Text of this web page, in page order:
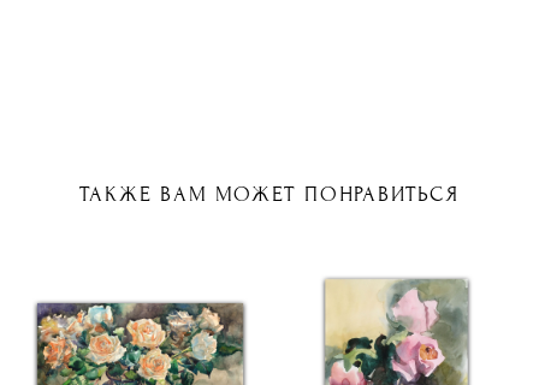
ТАКЖЕ ВАМ МОЖЕТ ПОНРАВИТЬСЯ